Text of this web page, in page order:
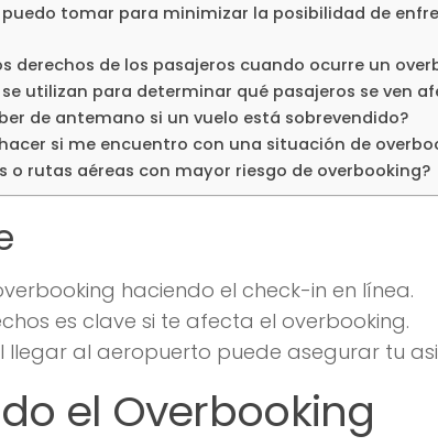
puedo tomar para minimizar la posibilidad de
derechos de los pasajeros cuando ocurre un
utilizan para determinar qué pasajeros se ven
de antemano si un vuelo está sobrevendido?
si me encuentro con una situación de
o rutas aéreas con mayor riesgo de overbooking?
haciendo el check-in en línea.
es clave si te afecta el overbooking.
llegar al aeropuerto puede asegurar tu
el Overbooking